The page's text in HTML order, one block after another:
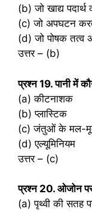
(b) जो खाद्य
(c) जो अपघटन
(d) जो पोषक तत्व
उत्तर – (b)
प्रश्‍न 19. पानी में
(a) कीटनाशक
(b) प्लास्टिक
(c) जंतुओं के मल-
(d) एल्यूमिनियम
उत्तर – (c)
प्रश्‍न 20. ओजोन
(a) पृथ्वी की सतह